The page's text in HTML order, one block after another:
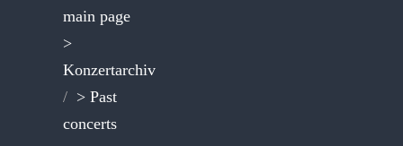
main page
>
Konzertarchiv
/ > Past
concerts